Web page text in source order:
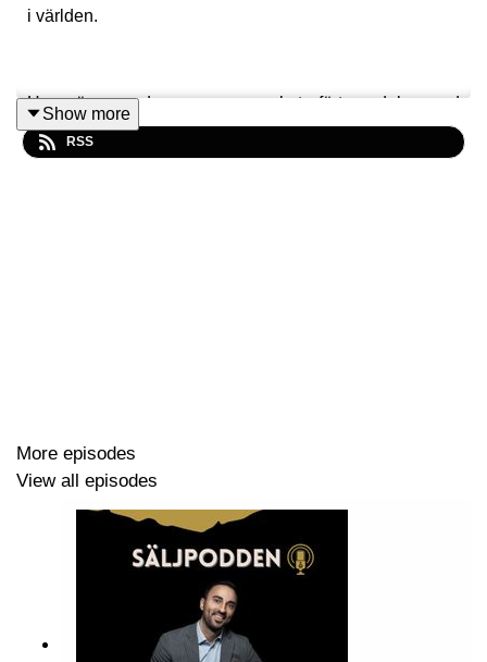
i världen.
Han är grundare av ramverket förtroendebaserad
affärsretorik som i grund och botten handlar om att
övertyga och sälja utan att pusha eller bli en krängare.
Show more
RSS
More episodes
View all episodes